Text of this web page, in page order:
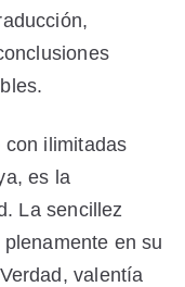
ilimitadas
es la
La sencillez
en su
valentía